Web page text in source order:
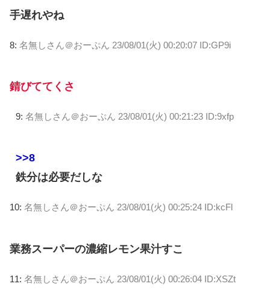
手遅れやね
8: 名無しさん＠おーぷん 23/08/01(火) 00:20:07 ID:GP9i
錆びててくさ
9: 名無しさん＠おーぷん 23/08/01(火) 00:21:23 ID:9xfp
>>8
鉄分は必要だしな
10: 名無しさん＠おーぷん 23/08/01(火) 00:25:24 ID:kcFl
業務スーパーの濃縮レモン果汁すこ
11: 名無しさん＠おーぷん 23/08/01(火) 00:26:04 ID:XSZt